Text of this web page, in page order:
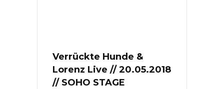
Verrückte Hunde &
Lorenz Live // 20.05.2018
// SOHO STAGE